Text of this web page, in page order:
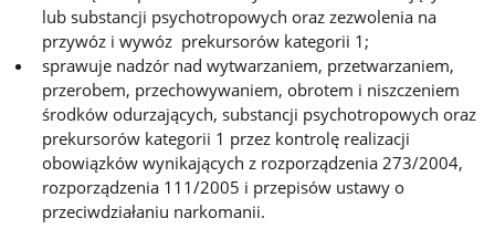
lub substancji psychotropowych oraz zezwolenia na
przywóz i wywóz prekursorów kategorii 1;
sprawuje nadzór nad wytwarzaniem, przetwarzaniem,
przerobem, przechowywaniem, obrotem i niszczeniem
środków odurzających, substancji psychotropowych oraz
prekursorów kategorii 1 przez kontrolę realizacji
obowiązków wynikających z rozporządzenia 273/2004,
rozporządzenia 111/2005 i przepisów ustawy o
przeciwdziałaniu narkomanii.